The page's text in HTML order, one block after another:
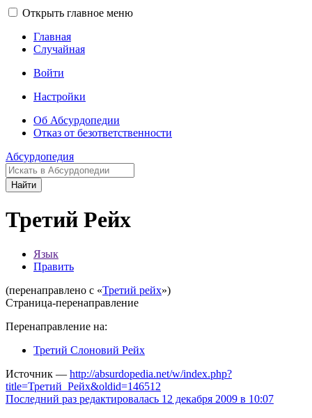
Открыть главное меню
Главная
Случайная
Войти
Настройки
Об Абсурдопедии
Отказ от безответственности
Абсурдопедия
Найти
Третий Рейх
Язык
Править
(перенаправлено с «Третий рейх»)
Страница-перенаправление
Перенаправление на:
Третий Слоновий Рейх
Источник — http://absurdopedia.net/w/index.php?
title=Третий_Рейх&oldid=146512
Последний раз редактировалась 12 декабря 2009 в 10:07